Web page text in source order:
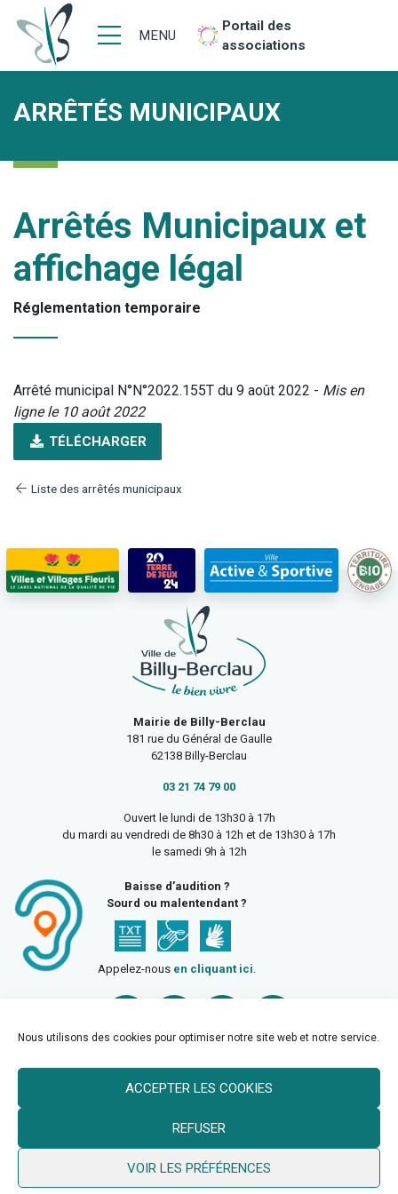
Nous utilisons des cookies pour optimiser notre site web et notre service.
ACCEPTER LES COOKIES
REFUSER
VOIR LES PRÉFÉRENCES
MENU
Portail des
associations
ARRÊTÉS MUNICIPAUX
Arrêtés Municipaux et
affichage légal
Réglementation temporaire
Arrêté municipal N°N°2022.155T du 9 août 2022 - Mis en
ligne le 10 août 2022
TÉLÉCHARGER
Liste des arrêtés municipaux
Mairie de Billy-Berclau
181 rue du Général de Gaulle
62138 Billy-Berclau
03 21 74 79 00
Ouvert le lundi de 13h30 à 17h
du mardi au vendredi de 8h30 à 12h et de 13h30 à 17h
le samedi 9h à 12h
Baisse d’audition ?
Sourd ou malentendant ?
Appelez-nous en cliquant ici.
© 2026 Ville de Billy Berclau —neoweb.fr